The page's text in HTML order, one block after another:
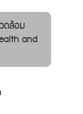
ดล้อม
and